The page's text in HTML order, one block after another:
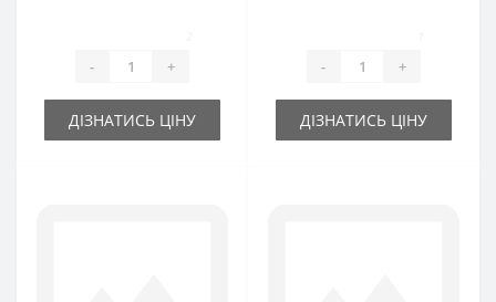
- +
ДІЗНАТИСЬ ЦІНУ
- +
ДІЗНАТИСЬ ЦІНУ